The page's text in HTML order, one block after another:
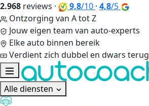
2.968 reviews · 9,8/10 · 4,8/5
Ontzorging van A tot Z
Jouw eigen team van auto-experts
Elke auto binnen bereik
Verdient zich dubbel en dwars terug
Alle diensten